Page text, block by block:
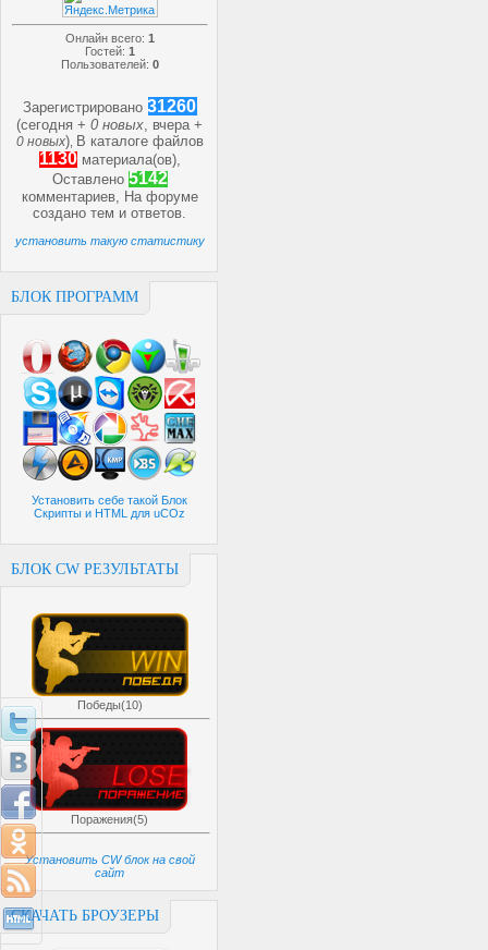
Онлайн всего: 1
Гостей: 1
Пользователей: 0
Зарегистрировано 31260
(сегодня +0 новых, вчера +
0 новых) В каталоге файлов
1130 материала(ов),
Оставлено 5142
комментариев, На форуме
созданотем иответов.
установить такую статистику
БЛОК ПРОГРАММ
Установить себе такой Блок
Скрипты и HTML для uCOz
БЛОК CW РЕЗУЛЬТАТЫ
Победы(10)
Поражения(5)
Установить CW блок на свой
сайт
СКАЧАТЬ БРОУЗЕРЫ